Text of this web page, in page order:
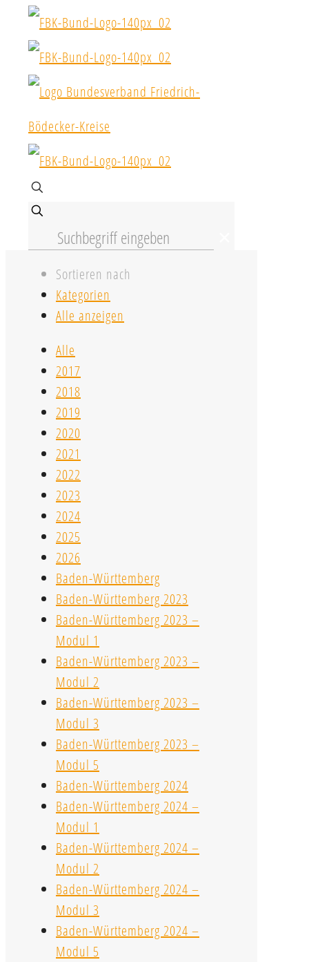
Sortieren nach
Kategorien
Alle anzeigen
Alle
2017
2018
2019
2020
2021
2022
2023
2024
2025
2026
Baden-Württemberg
Baden-Württemberg 2023
Baden-Württemberg 2023 –
Modul 1
Baden-Württemberg 2023 –
Modul 2
Baden-Württemberg 2023 –
Modul 3
Baden-Württemberg 2023 –
Modul 5
Baden-Württemberg 2024
Baden-Württemberg 2024 –
Modul 1
Baden-Württemberg 2024 –
Modul 2
Baden-Württemberg 2024 –
Modul 3
Baden-Württemberg 2024 –
Modul 5